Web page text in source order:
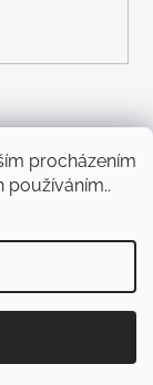
procházením
Wines Piazza
vyhrazena.